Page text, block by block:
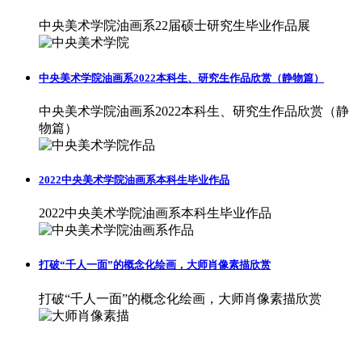
中央美术学院油画系22届硕士研究生毕业作品展
中央美术学院油画系2022本科生、研究生作品欣赏（静物篇）
中央美术学院油画系2022本科生、研究生作品欣赏（静
物篇）
2022中央美术学院油画系本科生毕业作品
2022中央美术学院油画系本科生毕业作品
打破“千人一面”的概念化绘画，大师肖像素描欣赏
打破“千人一面”的概念化绘画，大师肖像素描欣赏